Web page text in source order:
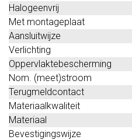
Halogeenvrij
Met montageplaat
Aansluitwijze
Verlichting
Oppervlaktebescherming
Nom. (meet)stroom
Terugmeldcontact
Materiaalkwaliteit
Materiaal
Bevestigingswijze